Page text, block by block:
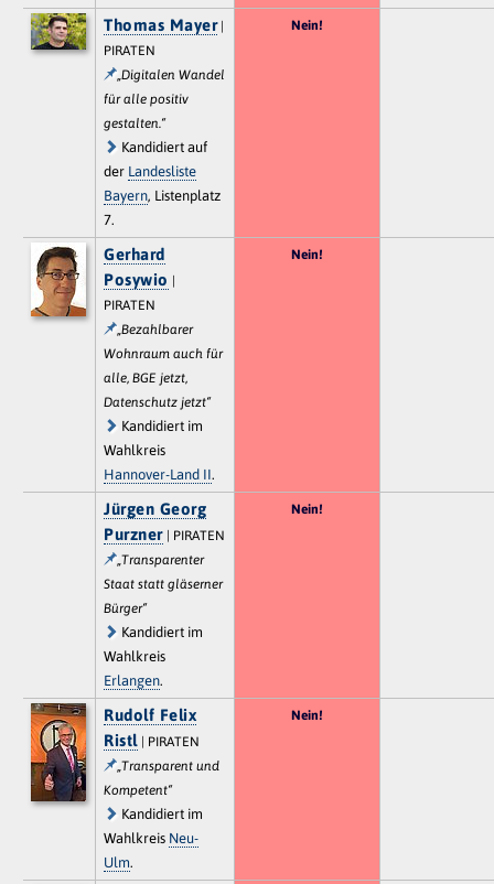
Thomas Mayer|
PIRATEN
„Digitalen Wandel
für alle positiv
gestalten.“
Kandidiert auf
der Landesliste
Bayern, Listenplatz
7.
Nein!
Gerhard
Posywio |
PIRATEN
„Bezahlbarer
Wohnraum auch für
alle, BGE jetzt,
Datenschutz jetzt“
Kandidiert im
Wahlkreis
Hannover-Land II.
Nein!
Jürgen Georg
Purzner| PIRATEN
„Transparenter
Staat statt gläserner
Bürger“
Kandidiert im
Wahlkreis
Erlangen.
Nein!
Rudolf Felix
Ristl| PIRATEN
„Transparent und
Kompetent“
Kandidiert im
Wahlkreis Neu-
Ulm.
Nein!